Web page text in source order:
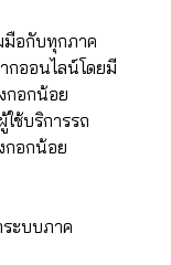
มือกับทุกภาค
กออนไลน์โดยมี
กอกน้อย
ช้บริการรถ
กอกน้อย
ะบบภาค